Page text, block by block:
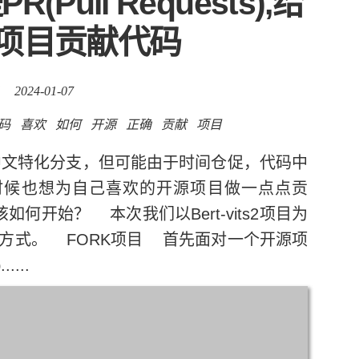
目贡献代码
2024-01-07
喜欢 如何 开源 正确 贡献 项目
特化分支，但可能由于时间仓促，代码中
也想为自己喜欢的开源项目做一点点贡
如何开始？ 本次我们以Bert-vits2项目为
方式。 FORK项目 首先面对一个开源项